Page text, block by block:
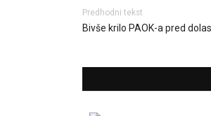
Predhodni tekst
Bivše krilo PAOK-a pred